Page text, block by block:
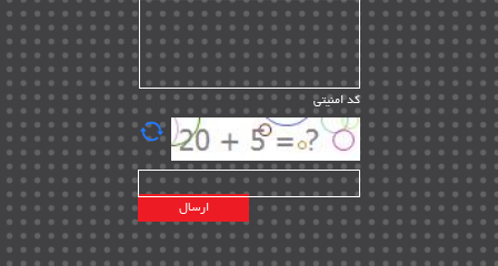
مدیریت دانش
مدیریت سازمانی و عمومی | ۲
تأمین کالا | ۱۳
EPC | ۲۰
پیمانکاران بین المللی | ۸
اطلاعات انرژی کشورها | ۱۴
پروژه های خارجی | ۱۵
نقشه های نفت و گاز خارجی | ۱۰
کد امنیتی